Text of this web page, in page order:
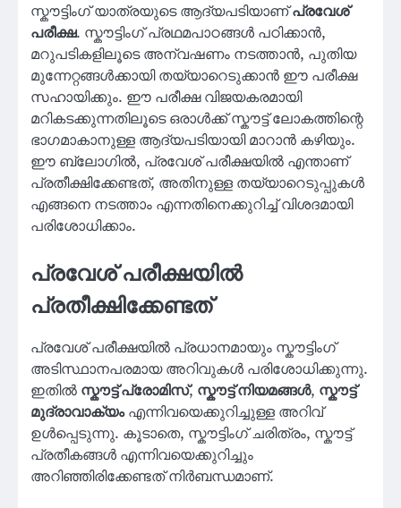
സ്കൗട്ടിംഗ് യാത്രയുടെ ആദ്യപടിയാണ്പ്രവേശ്
പരീക്ഷ. സ്കൗട്ടിംഗ് പ്രഥമപാഠങ്ങൾ പഠിക്കാൻ,
മറുപടികളിലൂടെ അന്വഷണം നടത്താൻ, പുതിയ
മുന്നേറ്റങ്ങൾക്കായി തയ്യാറെടുക്കാൻ ഈ പരീക്ഷ
സഹായിക്കും. ഈ പരീക്ഷ വിജയകരമായി
മറികടക്കുന്നതിലൂടെ ഒരാൾക്ക് സ്കൗട്ട് ലോകത്തിന്റെ
ഭാഗമാകാനുള്ള ആദ്യപടിയായി മാറാൻ കഴിയും.
ഈ ബ്ലോഗിൽ, പ്രവേശ് പരീക്ഷയിൽ എന്താണ്
പ്രതീക്ഷിക്കേണ്ടത്, അതിനുള്ള തയ്യാറെടുപ്പുകൾ
എങ്ങനെ നടത്താം എന്നതിനെക്കുറിച്ച് വിശദമായി
പരിശോധിക്കാം.
പ്രവേശ് പരീക്ഷയിൽ
പ്രതീക്ഷിക്കേണ്ടത്
പ്രവേശ് പരീക്ഷയിൽ പ്രധാനമായും സ്കൗട്ടിംഗ്
അടിസ്ഥാനപരമായ അറിവുകൾ പരിശോധിക്കുന്നു.
ഇതിൽ സ്കൗട്ട് പ്രോമിസ്, സ്കൗട്ട് നിയമങ്ങൾ, സ്കൗട്ട്
മുദ്രാവാക്യംഎന്നിവയെക്കുറിച്ചുള്ള അറിവ്
ഉൾപ്പെടുന്നു. കൂടാതെ, സ്കൗട്ടിംഗ് ചരിത്രം, സ്കൗട്ട്
പ്രതീകങ്ങൾ എന്നിവയെക്കുറിച്ചും
അറിഞ്ഞിരിക്കേണ്ടത് നിർബന്ധമാണ്.